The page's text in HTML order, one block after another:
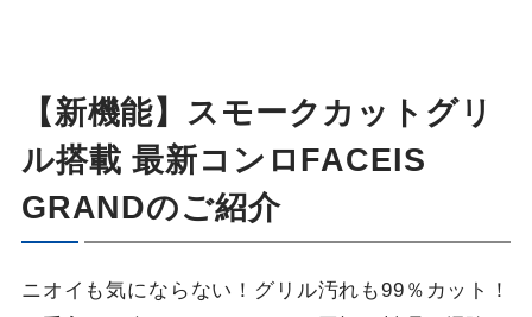
【新機能】スモークカットグリ
ル搭載 最新コンロFACEIS
GRANDのご紹介
ニオイも気にならない！グリル汚れも99％カット！